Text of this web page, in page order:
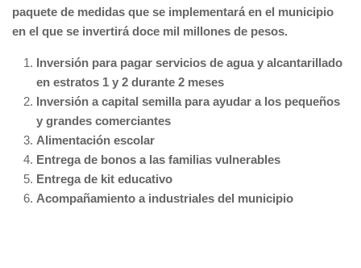
paquete de medidas que se implementará en el municipio
en el que se invertirá doce mil millones de pesos.
Inversión para pagar servicios de agua y alcantarillado
en estratos 1 y 2 durante 2 meses
Inversión a capital semilla para ayudar a los pequeños
y grandes comerciantes
Alimentación escolar
Entrega de bonos a las familias vulnerables
Entrega de kit educativo
Acompañamiento a industriales del municipio